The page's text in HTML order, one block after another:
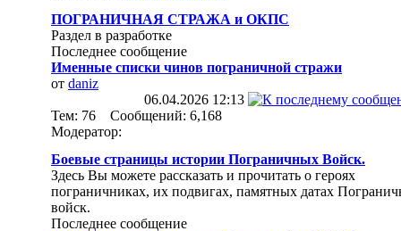
ПОГРАНИЧНАЯ СТРАЖА и ОКПС
Раздел в разработке
Последнее сообщение
Именные списки чинов пограничной стражи
от daniz
06.04.2026 12:13
Тем: 76 Сообщений: 6,168
Модератор:
Боевые страницы истории Пограничных Войск.
Здесь Вы можете рассказать и прочитать о героях
пограничниках, их подвигах, памятных датах
войск.
Последнее сообщение